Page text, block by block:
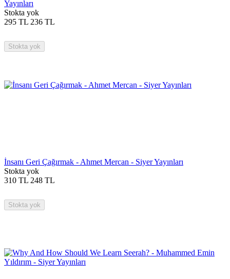
Yayınları
Stokta yok
295 TL 236 TL
Stokta yok
İnsanı Geri Çağırmak - Ahmet Mercan - Siyer Yayınları
Stokta yok
310 TL 248 TL
Stokta yok